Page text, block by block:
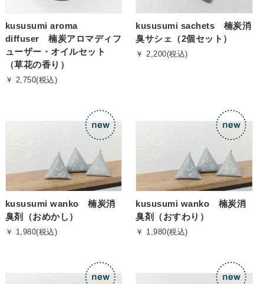
kususumi aroma
diffuser 楠炭アロマディフ
ューザー・オイルセット
（草花の香り）
￥ 2,750(税込)
kususumi sachets 楠炭消
臭サシェ（2個セット）
￥ 2,200(税込)
kususumi wanko 楠炭消
臭剤（おめかし）
￥ 1,980(税込)
kususumi wanko 楠炭消
臭剤（おすわり）
￥ 1,980(税込)